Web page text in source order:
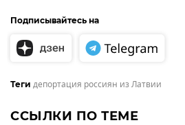
Подписывайтесь на
Теги депортация россиян из Латвии
ССЫЛКИ ПО ТЕМЕ